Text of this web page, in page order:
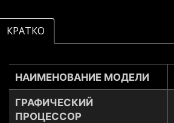
КРАТКО
НАИМЕНОВАНИЕ МОДЕЛИ
ГРАФИЧЕСКИЙ
ПРОЦЕССОР